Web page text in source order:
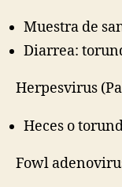
Muestra de
Diarrea:
Herpesvirus
Heces o
Fowl